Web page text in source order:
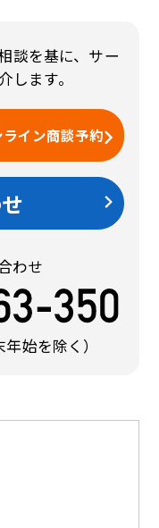
談を基に、サー
します。
ライン商談予約
わせ
始を除く）